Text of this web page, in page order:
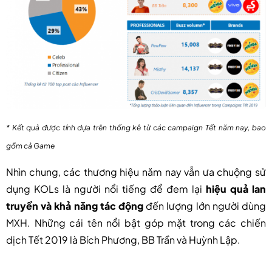
* Kết quả được tính dựa trên thống kê từ các campaign Tết năm nay, bao
gồm cả Game
Nhìn chung, các thương hiệu năm nay vẫn ưa chuộng sử
dụng KOLs là người nổi tiếng để đem lại hiệu quả lan
truyền và khả năng tác động đến lượng lớn người dùng
MXH. Những cái tên nổi bật góp mặt trong các chiến
dịch Tết 2019 là Bích Phương, BB Trần và Huỳnh Lập.